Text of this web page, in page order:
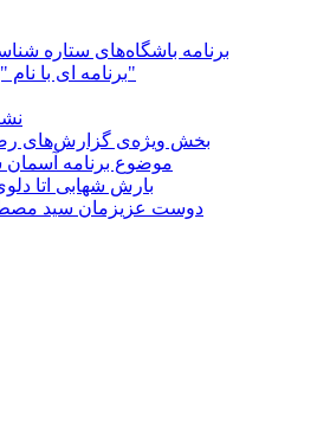
برنامه باشگاه‌های ستاره شناسی
برنامه ای با نام "باهم به مریخ برویم"
بخش ویژه‌ی گزارش‌های
موضوع برنامه آسمان شب - 24
بارش شهابی اتا دلوی
دوست عزیزمان سید